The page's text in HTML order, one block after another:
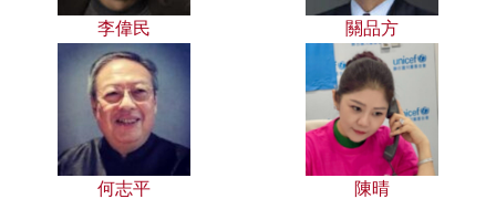
李偉民 關品方
何志平 陳晴